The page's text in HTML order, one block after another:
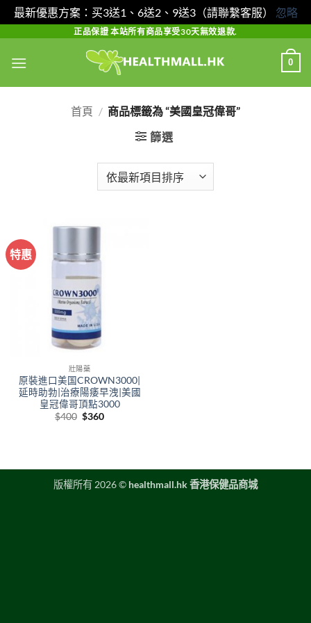
最新優惠方案：买3送1、6送2、9送3（請聯繫客服） 忽略
content
正品保證 本站所有商品享受30天無效退款.
0
首頁 / 商品標籤為 “美國皇冠偉哥”
篩選
特惠
壯陽藥
原裝進口美国CROWN3000|
延時助勃|治療陽痿早洩|美國
皇冠偉哥頂點3000
$400 Original
$360Current
版權所有 2026 © healthmall.hk 香港保健品商城